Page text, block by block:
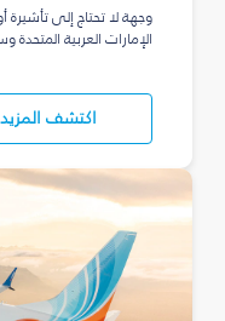
وجهة لا تحتاج إلى
الإمارات العربية المتحدة
اكتشف المزيد